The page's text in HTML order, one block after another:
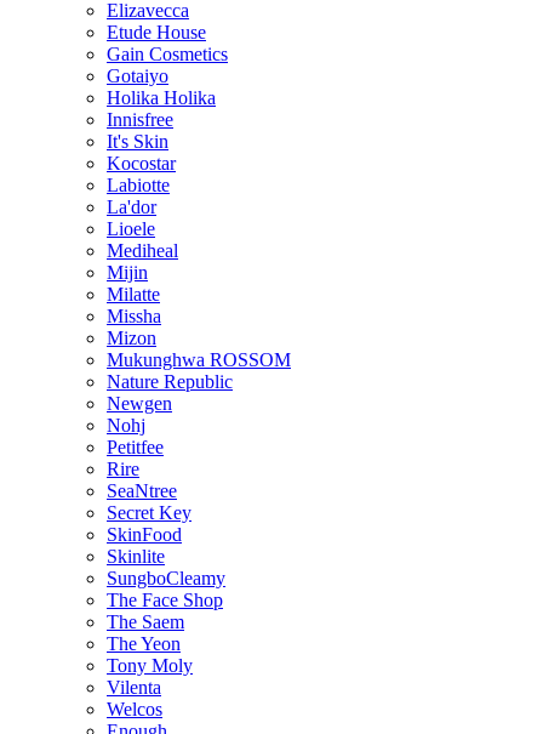
Elizavecca
Etude House
Gain Cosmetics
Gotaiyo
Holika Holika
Innisfree
It's Skin
Kocostar
Labiotte
La'dor
Lioele
Mediheal
Mijin
Milatte
Missha
Mizon
Mukunghwa ROSSOM
Nature Republic
Newgen
Nohj
Petitfee
Rire
SeaNtree
Secret Key
SkinFood
Skinlite
SungboCleamy
The Face Shop
The Saem
The Yeon
Tony Moly
Vilenta
Welcos